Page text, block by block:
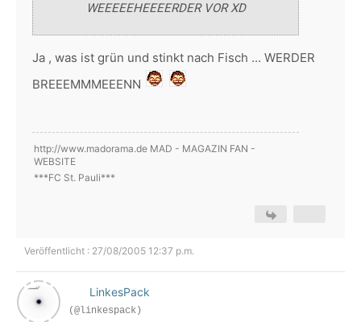
WEEEEEHEEEERDER VOR XD
Ja , was ist grün und stinkt nach Fisch ... WERDER
BREEEMMMEEENN
http://www.madorama.de MAD - MAGAZIN FAN -
WEBSITE
***FC St. Pauli***
Veröffentlicht : 27/08/2005 12:37 p.m.
LinkesPack
(@linkespack)